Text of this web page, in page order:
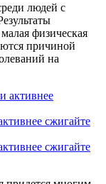
людей с
физическая
причиной
на
сжигайте
сжигайте